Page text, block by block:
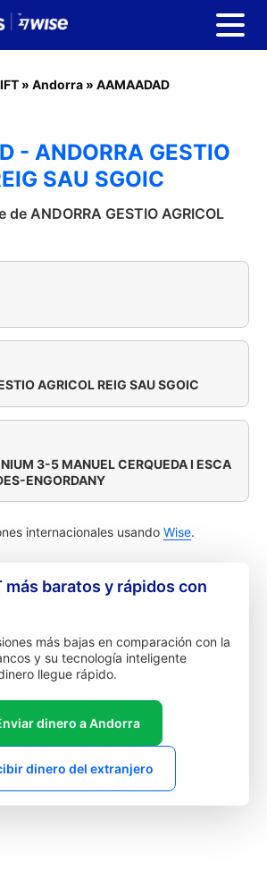
» Andorra » AAMAADAD
- ANDORRA GESTIO
SAU SGOIC
ANDORRA GESTIO AGRICOL
AGRICOL REIG SAU SGOIC
3-5 MANUEL CERQUEDA I ESCA
ENGORDANY
internacionales usando Wise.
más baratos y rápidos con
más bajas en comparación con la
y su tecnología inteligente
llegue rápido.
dinero a Andorra
dinero del extranjero